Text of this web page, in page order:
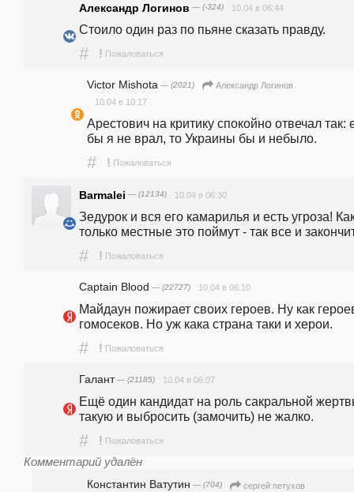
Александр Логинов — (-324) 10.04 в 06:44
Стоило один раз по пьяне сказать правду.
# ! Пожаловаться
Victor Mishota — (2021)
Александр Логинов
10.04 в 10:17
Арестович на критику спокойно отвечал так:
бы я не врал, то Украины бы и небыло.
# ! Пожаловаться
Barmalei — (12134) 10.04 в 06:30
Зедурок и вся его камарилья и есть угроза!
только местные это поймут - так все и
# ! Пожаловаться
Captain Blood — (22727) 10.04 в 06:10
Майдаун пожирает своих героев. Ну как
гомосеков. Но уж кака страна таки и херои.
# ! Пожаловаться
Галант— (21185) 10.04 в 06:07
Ещё один кандидат на роль сакральной
такую и выбросить (замочить) не жалко.
# ! Пожаловаться
Комментарий удалён
Константин Ватутин — (704)
сергей петухов